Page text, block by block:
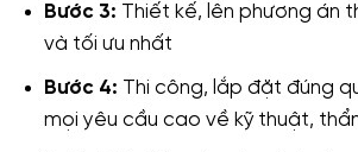
Bước 3: Thiết kế, lên phương án
và tối ưu nhất
Bước 4: Thi công, lắp đặt đúng
mọi yêu cầu cao về kỹ thuật,